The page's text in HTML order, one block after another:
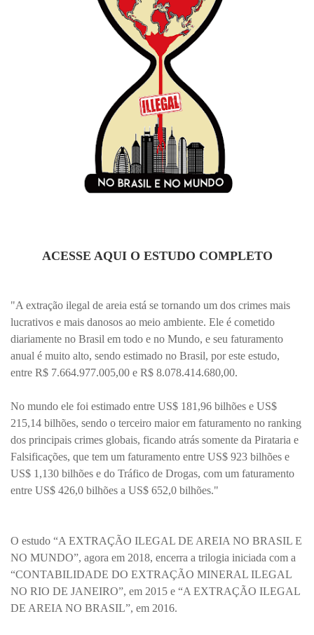
ACESSE AQUI O ESTUDO COMPLETO
"A extração ilegal de areia está se tornando um dos crimes mais
lucrativos e mais danosos ao meio ambiente. Ele é cometido
diariamente no Brasil em todo e no Mundo, e seu faturamento
anual é muito alto, sendo estimado no Brasil, por este estudo,
entre R$ 7.664.977.005,00 e R$ 8.078.414.680,00.
No mundo ele foi estimado entre US$ 181,96 bilhões e US$
215,14 bilhões, sendo o terceiro maior em faturamento no ranking
dos principais crimes globais, ficando atrás somente da Pirataria e
Falsificações, que tem um faturamento entre US$ 923 bilhões e
US$ 1,130 bilhões e do Tráfico de Drogas, com um faturamento
entre US$ 426,0 bilhões a US$ 652,0 bilhões."
O estudo “A EXTRAÇÃO ILEGAL DE AREIA NO BRASIL E
NO MUNDO”, agora em 2018, encerra a trilogia iniciada com a
“CONTABILIDADE DO EXTRAÇÃO MINERAL ILEGAL
NO RIO DE JANEIRO”, em 2015 e “A EXTRAÇÃO ILEGAL
DE AREIA NO BRASIL”, em 2016.